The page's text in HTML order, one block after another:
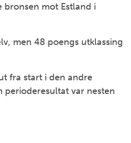
bronsen mot Estland i
men 48 poengs utklassing
fra start i den andre
var nesten